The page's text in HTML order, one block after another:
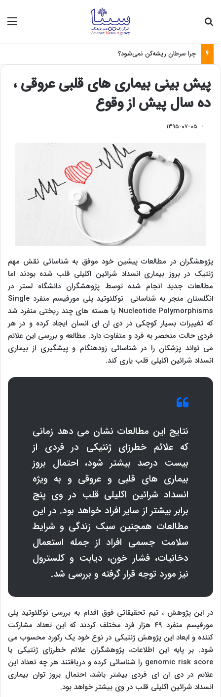
چرا سرطان ریشه‌کن نمی‌شود؟
پیش بینی بیماری های قلبی عروقی ،
ده سال پیش از وقوع
۱۳۹۵-۰۷-۰۵
پژوهشگران در مطالعات پیشین خود موفق به شناسائی نقش مهم
ژنتیک در بروز بیماری انسداد شرائین اکلیلی قلب شده بودند اما
مطالعات جدید انجام شده توسط پژوهشگران دانشگاه لستر در
انگلستان منجر به شناسائی نوکلئوتید پلی مورفیسم منفرد Single
Nucleotide Polymorphisms یا هسته های چند ریختی منفرد شد
که تغییرات بسیار کوچکی در دی ان ای انسان ایجاد کرده و در هر
فردی حالت منحصر به فرد و متفاوت دارد. مطالعه و بررسی این علائم
می تواند پزشکان را در شناسائی زودهنگام و پیشگیری از بیماری
انسداد شرائین اکلیلی قلب یاری کند.
نتایج این مطالعات نشان می دهد زمانی
که علائم خطرزای ژنتیکی در فردی از
بیست درصد بیشتر شود، احتمال بروز
بیماری های قلبی و عروقی و به ویژه
انسداد شرائین اکلیلی قلب در وی پنج
برابر بیشتر از سایر افراد خواهد بود. در این
مطالعات همچنین سبک زندگی و شرایط
سلامت جسمی افراد از جمله استعمال
دخانیات، فشار خون، دیابت و کلسترول
نیز مورد توجه قرار گرفته و بررسی شد.
در این پژوهش ، تیم تحقیقاتی فوق اقدام به بررسی نوکلئوتید پلی
مورفیسم منفرد ۴۹ هزار فرد مختلف کردند که این تعداد مشارکت
کننده و ابعاد این پژوهش ژنتیکی در نوع خود یک رکورد محسوب می
شود. بر پایه این اطلاعات، پژوهشگران علائم خطرزای ژنتیکی یا
genomic risk score را شناسائی کرده و دریافتند هر چه تعداد این
علائم در دی ان ای فردی بیشتر باشد، احتمال بروز توان بیماری
انسداد شرائین اکلیلی قلب در وی بیشتر خواهد بود.